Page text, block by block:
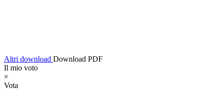
Altri download Download PDF
Il mio voto
×
Vota